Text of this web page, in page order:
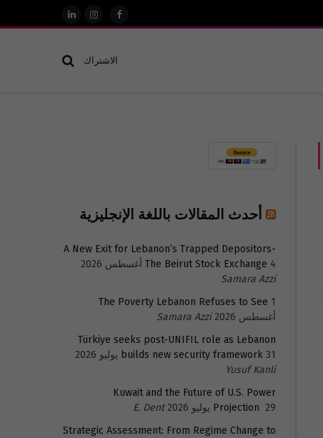
فيسبوكالانستغرام
لينكدإن
الاشتراك
أحدث المقالات باللغة الإنجليزية
A New Exit for Lebanon’s Trapped Depositors-
The Beirut Stock Exchange 4 أغسطس 2026
Samara Azzi
The Poverty Lebanon Refuses to See 1
أغسطس 2026
Samara Azzi
Türkiye seeks post-UNIFIL role as Lebanon
builds new security framework 31 يوليو 2026
Yusuf Kanli
Kuwait and the Future of U.S. Power
Projection 29 يوليو 2026
E. Dent
Strategic Assessment: From Regime Change to